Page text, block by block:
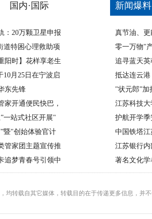
国内·国际
：20万颗卫星申报
特困心理救助项
阳时】花样享老生
10月25日在宁波启
东先锋
家开通便民快巴，
一站式社区开展"
暨"创始体验官计
管家团主题宣传推
追梦青春号引领中
新闻爆
真节油、
零一万物"
追寻蓝天
抵达连云
"状元郎”加
江苏科技
护航开学
中国铁塔
江苏银行
著名文化
均转载自其它媒体，转载目的在于传递更多信息，并